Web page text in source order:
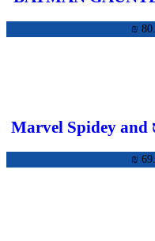
₪
זוג דמויות האלק ומיילס מוראלס Marvel Spidey and
₪